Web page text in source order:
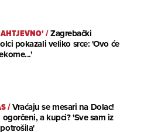
/Zagrebački
pokazali veliko srce: 'Ovo će
/Vraćaju se mesari na Dolac!
ogorčeni, a kupci? 'Sve sam iz